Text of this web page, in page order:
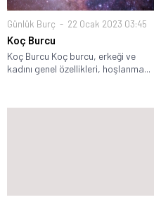
Günlük Burç 22 Ocak 2023 03:45
Koç Burcu
Koç Burcu Koç burcu, erkeği ve
kadını genel özellikleri, hoşlanma...